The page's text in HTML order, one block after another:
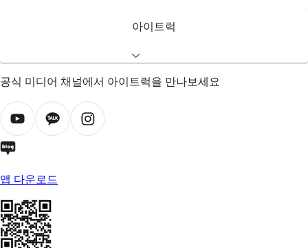
아이트럭
공식 미디어 채널에서 아이트럭을 만나보세요
앱 다운로드